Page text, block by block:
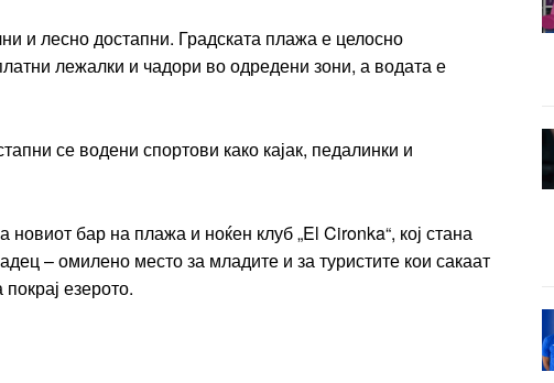
и лесно достапни. Градската плажа е целосно
лежалки и чадори во одредени зони, а водата е
се водени спортови како кајак, педалинки и
бар на плажа и ноќен клуб „El Cironka“, кој стана
– омилено место за младите и за туристите кои сакаат
езерото.